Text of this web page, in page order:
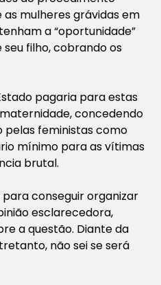
as mulheres grávidas em
a “oportunidade”
filho, cobrando os
pagaria para estas
concedendo
pelas feministas como
mínimo para as vítimas
brutal.
conseguir organizar
esclarecedora,
a questão. Diante da
não sei se será